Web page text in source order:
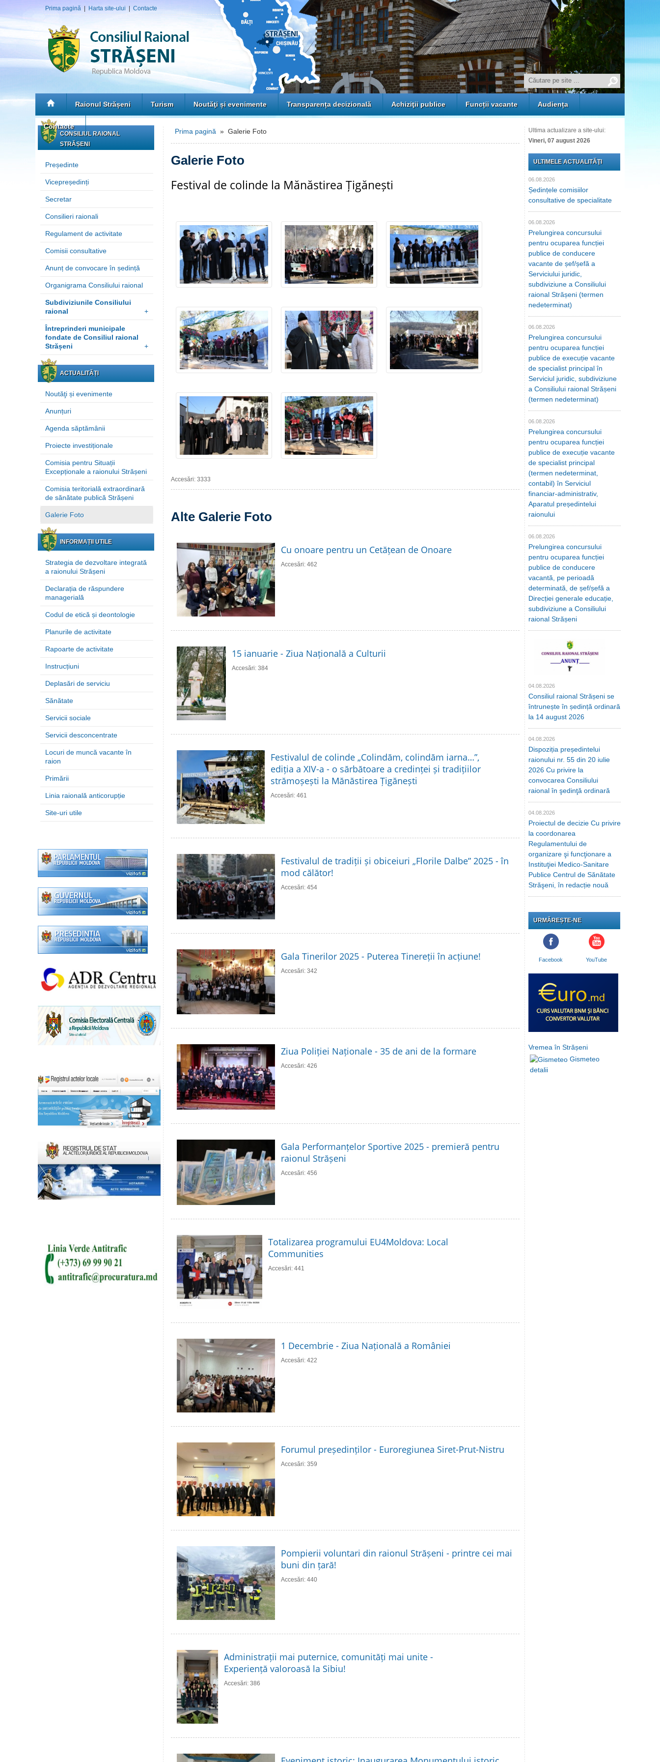
Prima pagină Harta site-ului Contacte
Raionul Strășeni Turism Noutăţi și evenimente Transparența decizională Achiziţii publice Funcții vacante Audiența
Contacte
CONSILIUL RAIONAL
STRĂȘENI
Președinte
Vicepreședinți
Secretar
Consilieri raionali
Regulament de activitate
Comisii consultative
Anunț de convocare în ședință
Organigrama Consiliului raional
Subdiviziunile Consiliului
raional
+
Întreprinderi municipale
fondate de Consiliul raional
Strășeni
+
ACTUALITĂȚI
Noutăţi și evenimente
Anunțuri
Agenda săptămânii
Proiecte investiționale
Comisia pentru Situații
Excepționale a raionului Strășeni
Comisia teritorială extraordinară
de sănătate publică Strășeni
Galerie Foto
INFORMAȚII UTILE
Strategia de dezvoltare integrată
a raionului Strășeni
Declarația de răspundere
managerială
Codul de etică și deontologie
Planurile de activitate
Rapoarte de activitate
Instrucțiuni
Deplasări de serviciu
Sănătate
Servicii sociale
Servicii desconcentrate
Locuri de muncă vacante în
raion
Primării
Linia raională anticorupție
Site-uri utile
Prima pagină » Galerie Foto
Galerie Foto
Festival de colinde la Mănăstirea Țigănești
Accesări: 3333
Alte Galerie Foto
Cu onoare pentru un Cetățean de Onoare
Accesări: 462
15 ianuarie - Ziua Națională a Culturii
Accesări: 384
Festivalul de colinde „Colindăm, colindăm iarna…”,
ediția a XIV-a - o sărbătoare a credinței și tradițiilor
strămoșești la Mănăstirea Țigănești
Accesări: 461
Festivalul de tradiții și obiceiuri „Florile Dalbe” 2025 - în
mod călător!
Accesări: 454
Gala Tinerilor 2025 - Puterea Tinereții în acțiune!
Accesări: 342
Ziua Poliției Naționale - 35 de ani de la formare
Accesări: 426
Gala Performanțelor Sportive 2025 - premieră pentru
raionul Strășeni
Accesări: 456
Totalizarea programului EU4Moldova: Local
Communities
Accesări: 441
1 Decembrie - Ziua Națională a României
Accesări: 422
Forumul președinților - Euroregiunea Siret-Prut-Nistru
Accesări: 359
Pompierii voluntari din raionul Strășeni - printre cei mai
buni din țară!
Accesări: 440
Administrații mai puternice, comunități mai unite -
Experiență valoroasă la Sibiu!
Accesări: 386
Ultima actualizare a site-ului:
Vineri, 07 august 2026
ULTIMELE ACTUALITĂŢI
06.08.2026
Ședințele comisiilor
consultative de specialitate
06.08.2026
Prelungirea concursului
pentru ocuparea funcției
publice de conducere
vacante de șef/șefă a
Serviciului juridic,
subdiviziune a Consiliului
raional Strășeni (termen
nedeterminat)
06.08.2026
Prelungirea concursului
pentru ocuparea funcției
publice de execuție vacante
de specialist principal în
Serviciul juridic, subdiviziune
a Consiliului raional Strășeni
(termen nedeterminat)
06.08.2026
Prelungirea concursului
pentru ocuparea funcției
publice de execuție vacante
de specialist principal
(termen nedeterminat,
contabil) în Serviciul
financiar-administrativ,
Aparatul președintelui
raionului
06.08.2026
Prelungirea concursului
pentru ocuparea funcției
publice de conducere
vacantă, pe perioadă
determinată, de șef/șefă a
Direcției generale educație,
subdiviziune a Consiliului
raional Strășeni
04.08.2026
Consiliul raional Strășeni se
întrunește în ședință ordinară
la 14 august 2026
04.08.2026
Dispoziția președintelui
raionului nr. 55 din 20 iulie
2026 Cu privire la
convocarea Consiliului
raional în şedinţă ordinară
04.08.2026
Proiectul de decizie Cu privire
la coordonarea
Regulamentului de
organizare şi funcţionare a
Instituţiei Medico-Sanitare
Publice Centrul de Sănătate
Străşeni, în redacție nouă
URMĂREȘTE-NE
Facebook YouTube
Vremea în Strășeni
Gismeteo
detalii